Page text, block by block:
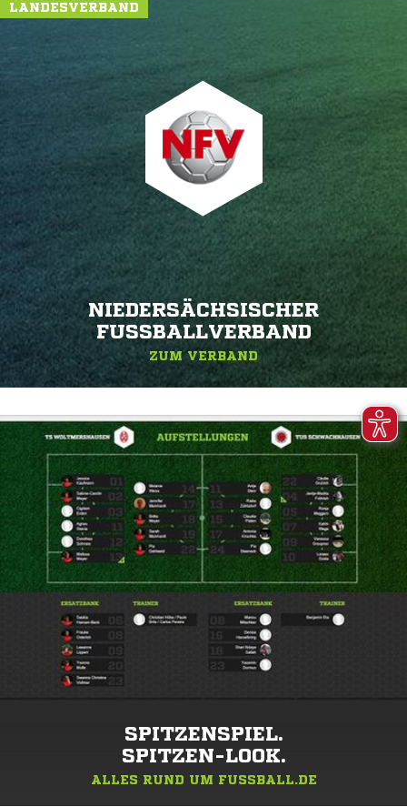
LANDESVERBAND
NIEDERSÄCHSISCHER
FUSSBALLVERBAND
ZUM VERBAND
SPITZENSPIEL.
SPITZEN-LOOK.
ALLES RUND UM FUSSBALL.DE